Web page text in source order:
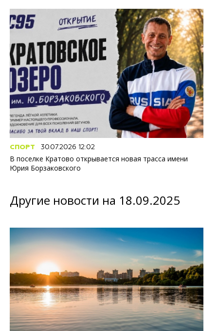
СПОРТ 30.07.2026 12:02
В поселке Кратово открывается новая трасса имени
Юрия Борзаковского
Другие новости на 18.09.2025